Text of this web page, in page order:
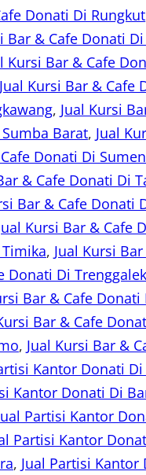
Donati Di Rungkut
Bar & Cafe Donati
Kursi Bar & Cafe
Jual Kursi Bar & Cafe
, Jual Kursi
Barat, Jual
Donati Di
& Cafe Donati Di
Bar & Cafe Donati
Kursi Bar & Cafe
, Jual Kursi
Donati Di Trenggalek
Bar & Cafe
Bar & Cafe
, Jual Kursi Bar &
Kantor Donati
Kantor Donati Di
Partisi Kantor
Partisi Kantor
, Jual Partisi Kantor